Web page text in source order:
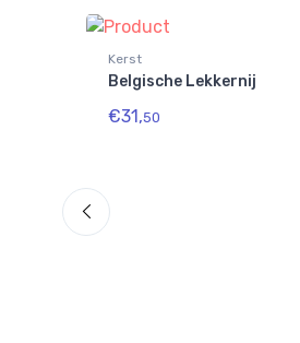
Kerst
Belgische Lekkernij
€31,50